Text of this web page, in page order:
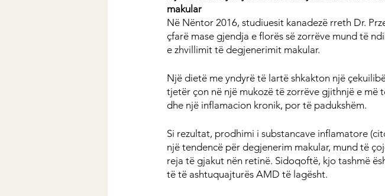
makular
Në Nëntor 2016, studiuesit kanadezë rreth Dr.
çfarë mase gjendja e florës së zorrëve mund të
e zhvillimit të degjenerimit makular.
Një dietë me yndyrë të lartë shkakton një
tjetër çon në një mukozë të zorrëve gjithnjë e më
dhe një inflamacion kronik, por të padukshëm.
Si rezultat, prodhimi i substancave inflamatore
një tendencë për degjenerim makular, mund të
reja të gjakut nën retinë. Sidoqoftë, kjo tashmë
të të ashtuquajturës AMD të lagësht.